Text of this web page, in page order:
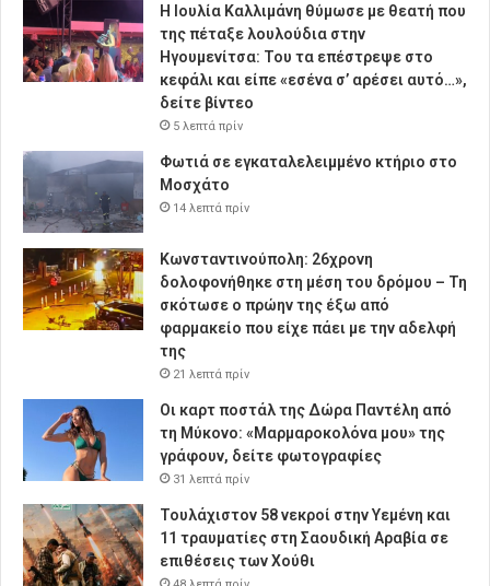
Η Ιουλία Καλλιμάνη θύμωσε με θεατή που
της πέταξε λουλούδια στην
Ηγουμενίτσα: Του τα επέστρεψε στο
κεφάλι και είπε «εσένα σ’ αρέσει αυτό…»,
δείτε βίντεο
5 λεπτά πρίν
Φωτιά σε εγκαταλελειμμένο κτήριο στο
Μοσχάτο
14 λεπτά πρίν
Κωνσταντινούπολη: 26χρονη
δολοφονήθηκε στη μέση του δρόμου – Τη
σκότωσε ο πρώην της έξω από
φαρμακείο που είχε πάει με την αδελφή
της
21 λεπτά πρίν
Οι καρτ ποστάλ της Δώρα Παντέλη από
τη Μύκονο: «Μαρμαροκολόνα μου» της
γράφουν, δείτε φωτογραφίες
31 λεπτά πρίν
Τουλάχιστον 58 νεκροί στην Υεμένη και
11 τραυματίες στη Σαουδική Αραβία σε
επιθέσεις των Χούθι